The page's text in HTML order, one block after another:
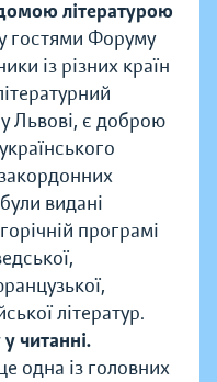
літературою
гостями Форуму
із різних країн
Львові, є доброю
видані
програмі
літератур.
читанні.
одна із головних